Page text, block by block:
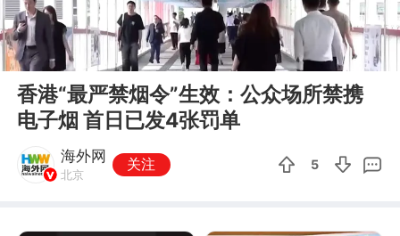
00:00 00:56
香港“最严禁烟令”生效：公众场所禁携
电子烟 首日已发4张罚单
海外网
北京
关注 5